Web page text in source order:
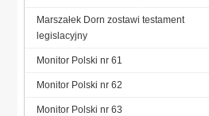
Marszałek Dorn zostawi testament
legislacyjny
Monitor Polski nr 61
Monitor Polski nr 62
Monitor Polski nr 63